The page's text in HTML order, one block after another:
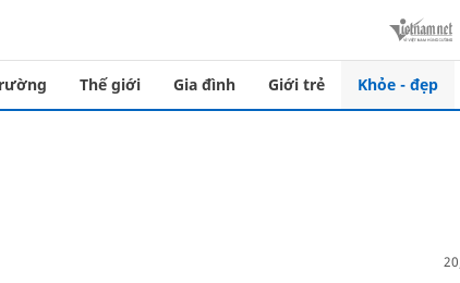
Thế giới Gia đình Giới trẻ Khỏe - đẹp